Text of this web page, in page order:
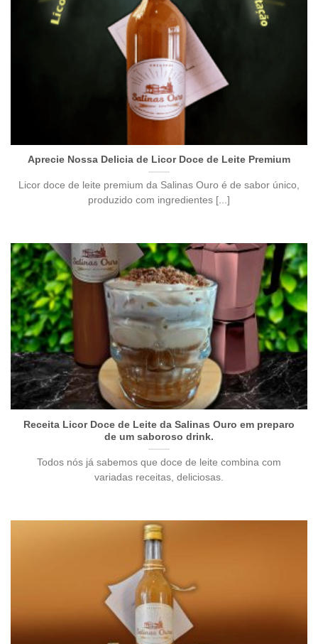
Aprecie Nossa Delicia de Licor Doce de Leite Premium
Licor doce de leite premium da Salinas Ouro é de sabor único,
produzido com ingredientes [...]
Receita Licor Doce de Leite da Salinas Ouro em preparo
de um saboroso drink.
Todos nós já sabemos que doce de leite combina com
variadas receitas, deliciosas.